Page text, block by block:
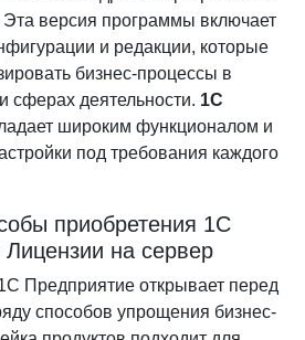
версия программы включает
и редакции, которые
бизнес-процессы в
сферах деятельности. 1С
широким функционалом и
под требования каждого
приобретения 1С
на сервер
Предприятие открывает перед
способов упрощения бизнес-